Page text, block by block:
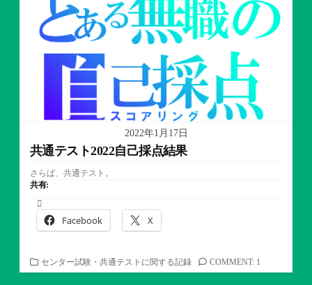
2022年1月17日
共通テスト2022自己採点結果
さらば、共通テスト。
共有:
Facebook X
カ
テ
センター試験・共通テストに関する記録 COMMENT: 1